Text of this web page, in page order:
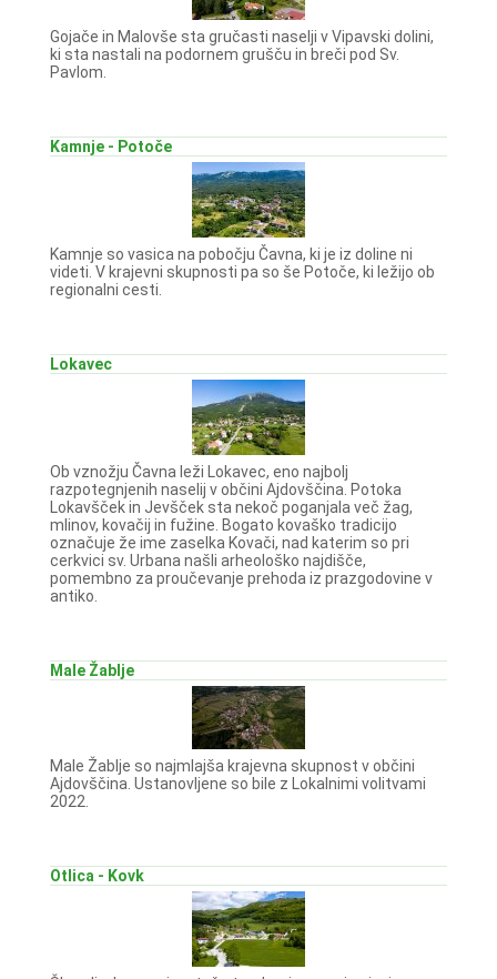
Gojače in Malovše sta gručasti naselji v Vipavski dolini,
ki sta nastali na podornem grušču in breči pod Sv.
Pavlom.
Kamnje - Potoče
Kamnje so vasica na pobočju Čavna, ki je iz doline ni
videti. V krajevni skupnosti pa so še Potoče, ki ležijo ob
regionalni cesti.
Lokavec
Ob vznožju Čavna leži Lokavec, eno najbolj
razpotegnjenih naselij v občini Ajdovščina. Potoka
Lokavšček in Jevšček sta nekoč poganjala več žag,
mlinov, kovačij in fužine. Bogato kovaško tradicijo
označuje že ime zaselka Kovači, nad katerim so pri
cerkvici sv. Urbana našli arheološko najdišče,
pomembno za proučevanje prehoda iz prazgodovine v
antiko.
Male Žablje
Male Žablje so najmlajša krajevna skupnost v občini
Ajdovščina. Ustanovljene so bile z Lokalnimi volitvami
2022.
Otlica - Kovk